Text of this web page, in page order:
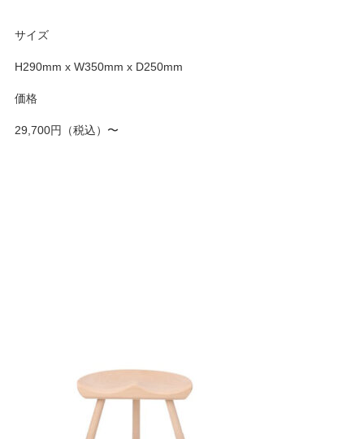
サイズ
H290mm x W350mm x D250mm
価格
29,700円（税込）〜